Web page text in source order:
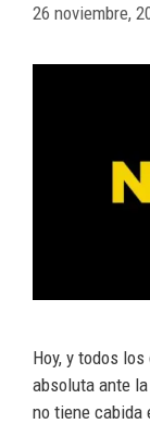
26 noviembre,
Hoy, y todos
absoluta ante
no tiene cabida